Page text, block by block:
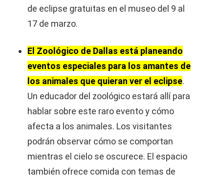
de eclipse gratuitas en el museo del 9 al
17 de marzo.
El Zoológico de Dallas está planeando
eventos especiales para los amantes de
los animales que quieran ver el eclipse.
Un educador del zoológico estará allí para
hablar sobre este raro evento y cómo
afecta a los animales. Los visitantes
podrán observar cómo se comportan
mientras el cielo se oscurece. El espacio
también ofrece comida con temas de